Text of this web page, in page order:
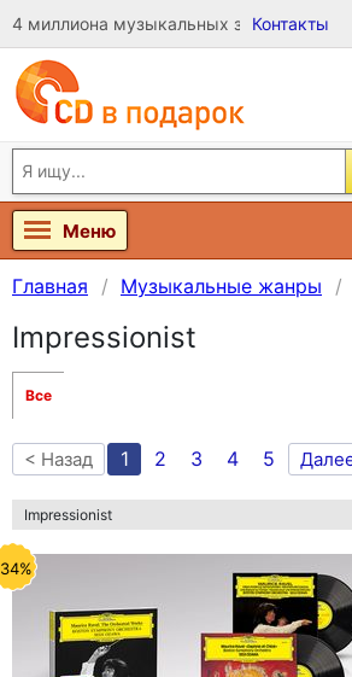
4 миллиона музыкальных записей на
Контакты
Меню
Главная Музыкальные жанры
Impressionist
Все
< Назад 1 2 3 4 5
Impressionist